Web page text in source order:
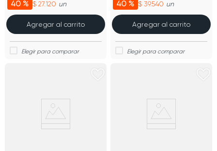
40 % $ 27.120 un
Agregar al carrito
40 % $ 39.540 un
Agregar al carrito